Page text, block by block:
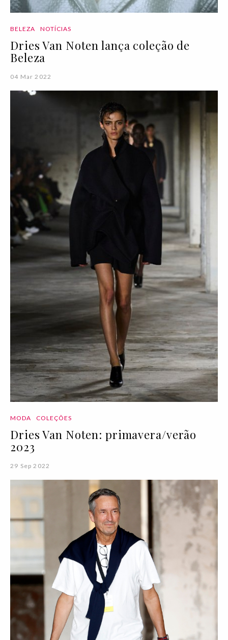
BELEZA NOTÍCIAS
Dries Van Noten lança coleção de
Beleza
04 Mar 2022
MODA COLEÇÕES
Dries Van Noten: primavera/verão
2023
29 Sep 2022